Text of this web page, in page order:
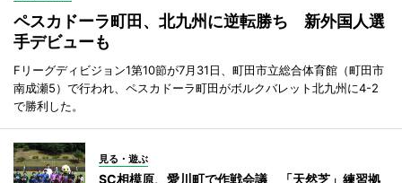
ペスカドーラ町田、北九州に逆転勝ち 新外国人選
手デビューも
Fリーグディビジョン1第10節が7月31日、町田市立総合体育館（町田市
南成瀬5）で行われ、ペスカドーラ町田がボルクバレット北九州に4-2
で勝利した。
見る・遊ぶ
SC相模原、愛川町で作戦会議 「天然芝」練習拠